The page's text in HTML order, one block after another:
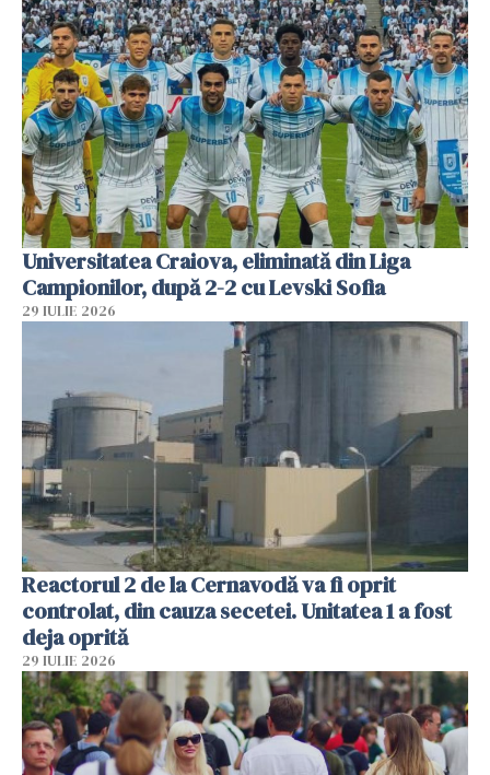
Universitatea Craiova, eliminată din Liga
Campionilor, după 2-2 cu Levski Sofia
29 IULIE 2026
Reactorul 2 de la Cernavodă va fi oprit
controlat, din cauza secetei. Unitatea 1 a fost
deja oprită
29 IULIE 2026